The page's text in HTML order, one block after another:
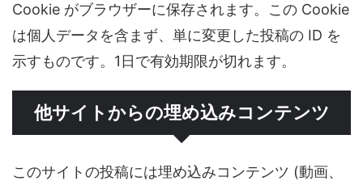
Cookie がブラウザーに保存されます。この Cookie
は個人データを含まず、単に変更した投稿の ID を
示すものです。1日で有効期限が切れます。
他サイトからの埋め込みコンテンツ
このサイトの投稿には埋め込みコンテンツ (動画、